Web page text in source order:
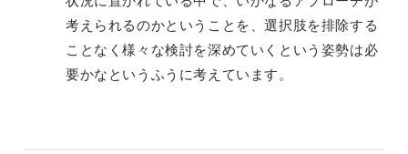
考えられるのかということを、選択肢を排除する
ことなく様々な検討を深めていくという姿勢は必
要かなというふうに考えています。